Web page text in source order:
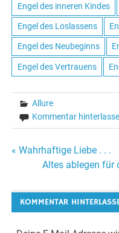
Engel des inneren Kindes
Engel des Loslassens
Engel des Neubeginns
Engel des Vertrauens
Allure
Kommentar
Beitrags-
Navigation
« Wahrhaftige Liebe . . .
Altes ablegen für
KOMMENTAR